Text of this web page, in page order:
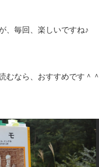
、毎回、楽しいですね♪
むなら、おすすめです＾＾